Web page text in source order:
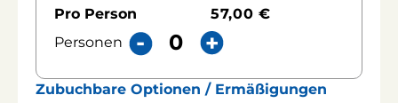
Pro Person
57,00 €
Personen
Zubuchbare Optionen / Ermäßigungen